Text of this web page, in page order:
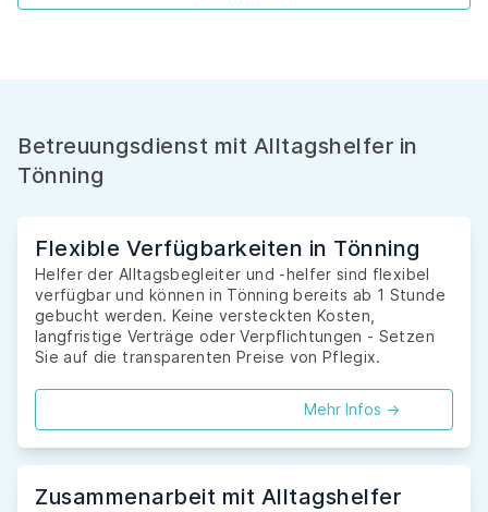
Betreuungsdienst mit Alltagshelfer in
Tönning
Flexible Verfügbarkeiten in Tönning
Helfer der Alltagsbegleiter und -helfer sind flexibel
verfügbar und können in Tönning bereits ab 1 Stunde
gebucht werden. Keine versteckten Kosten,
langfristige Verträge oder Verpflichtungen - Setzen
Sie auf die transparenten Preise von Pflegix.
Mehr Infos ->
Zusammenarbeit mit Alltagshelfer